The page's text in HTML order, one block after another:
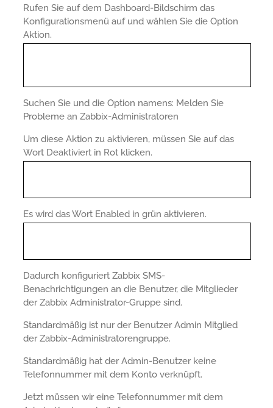
Rufen Sie auf dem Dashboard-Bildschirm das
Konfigurationsmenü auf und wählen Sie die Option
Aktion.
Suchen Sie und die Option namens: Melden Sie
Probleme an Zabbix-Administratoren
Um diese Aktion zu aktivieren, müssen Sie auf das
Wort Deaktiviert in Rot klicken.
Es wird das Wort Enabled in grün aktivieren.
Dadurch konfiguriert Zabbix SMS-
Benachrichtigungen an die Benutzer, die Mitglieder
der Zabbix Administrator-Gruppe sind.
Standardmäßig ist nur der Benutzer Admin Mitglied
der Zabbix-Administratorengruppe.
Standardmäßig hat der Admin-Benutzer keine
Telefonnummer mit dem Konto verknüpft.
Jetzt müssen wir eine Telefonnummer mit dem